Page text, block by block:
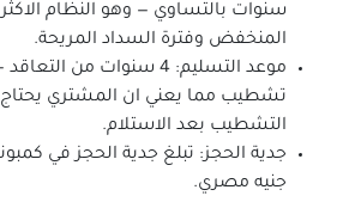
سنوات بالتساوي — وهو النظام الاكثر
المنخفض وفترة السداد المريحة.
موعد التسليم: 4 سنوات من
تشطيب مما يعني ان المشتري يحتاج
التشطيب بعد الاستلام.
جنيه مصري.